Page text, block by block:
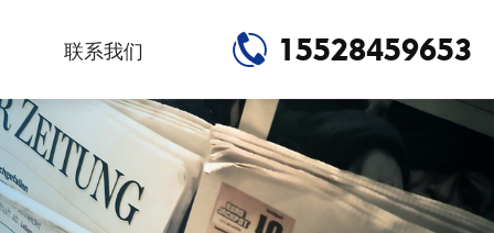
联系我们 15528459653